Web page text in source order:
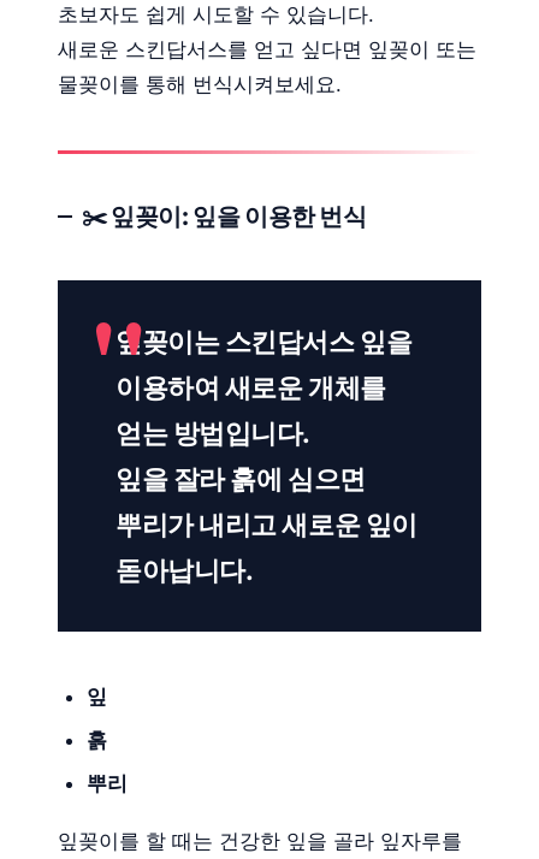
초보자도 쉽게 시도할 수 있습니다.
새로운 스킨답서스를 얻고 싶다면 잎꽂이 또는
물꽂이를 통해 번식시켜보세요.
✂️ 잎꽂이: 잎을 이용한 번식
잎꽂이는 스킨답서스 잎을
이용하여 새로운 개체를
얻는 방법입니다.
잎을 잘라 흙에 심으면
뿌리가 내리고 새로운 잎이
돋아납니다.
잎
흙
뿌리
잎꽂이를 할 때는 건강한 잎을 골라 잎자루를